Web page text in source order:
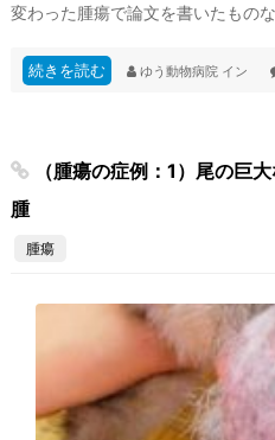
変わった腫瘍で論文を書いたもの
続きを読む ゆう動物病院 イン
（腫瘍の症例：1）尾の巨
腫
腫瘍